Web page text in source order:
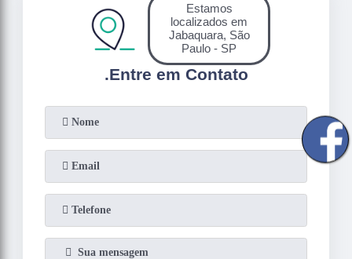
.Entre em Contato
Estamos
localizados em
Jabaquara, São
Paulo - SP